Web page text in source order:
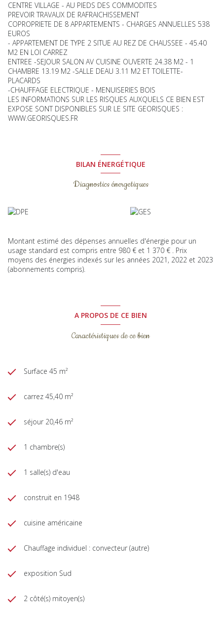
CENTRE VILLAGE - AU PIEDS DES COMMODITES
PREVOIR TRAVAUX DE RAFRAICHISSEMENT
COPROPRIETE DE 8 APPARTEMENTS - CHARGES ANNUELLES 538
EUROS
- APPARTEMENT DE TYPE 2 SITUE AU REZ DE CHAUSSEE - 45.40
M2 EN LOI CARREZ
ENTREE -SEJOUR SALON AV CUISINE OUVERTE 24.38 M2 - 1
CHAMBRE 13.19 M2 -SALLE DEAU 3.11 M2 ET TOILETTE-
PLACARDS
-CHAUFFAGE ELECTRIQUE - MENUISERIES BOIS
LES INFORMATIONS SUR LES RISQUES AUXQUELS CE BIEN EST
EXPOSE SONT DISPONIBLES SUR LE SITE GEORISQUES :
WWW.GEORISQUES.FR
BILAN ÉNERGÉTIQUE
Diagnostics énergetiques
Montant estimé des dépenses annuelles d'énergie pour un
usage standard est compris entre 980 € et 1 370 € . Prix
moyens des énergies indexés sur les années 2021, 2022 et 2023
(abonnements compris).
A PROPOS DE CE BIEN
Caractéristiques de ce bien
Surface 45 m²
carrez 45,40 m²
séjour 20,46 m²
1 chambre(s)
1 salle(s) d'eau
construit en 1948
cuisine américaine
Chauffage individuel : convecteur (autre)
exposition Sud
2 côté(s) mitoyen(s)